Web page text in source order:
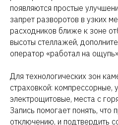
появляются простые
запрет разворотов в узких
расходников ближе к зоне
высоты стеллажей,
оператор «работал на
Для технологических зон
страховкой: компрессорные,
электрощитовые, места с
Запись помогает понять, что
отключению, и подтвердить